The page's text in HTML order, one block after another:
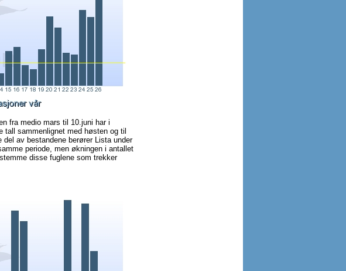
fra medio mars til 10.juni har i
tall sammenlignet med høsten og til
av bestandene berører Lista under
periode, men økningen i antallet
disse fuglene som trekker